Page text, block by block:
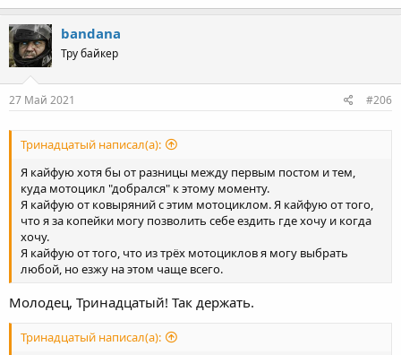
bandana
Тру байкер
27 Май 2021 #206
Тринадцатый написал(а):
Я кайфую хотя бы от разницы между первым постом и тем,
куда мотоцикл "добрался" к этому моменту.
Я кайфую от ковыряний с этим мотоциклом. Я кайфую от того,
что я за копейки могу позволить себе ездить где хочу и когда
хочу.
Я кайфую от того, что из трёх мотоциклов я могу выбрать
любой, но езжу на этом чаще всего.
Молодец, Тринадцатый! Так держать.
Тринадцатый написал(а):